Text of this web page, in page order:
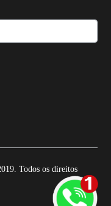
Todos os direitos